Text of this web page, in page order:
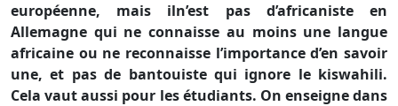
européenne, mais iln’est pas d’africaniste en
Allemagne qui ne connaisse au moins une langue
africaine ou ne reconnaisse l’importance d’en savoir
une, et pas de bantouiste qui ignore le kiswahili.
Cela vaut aussi pour les étudiants. On enseigne dans